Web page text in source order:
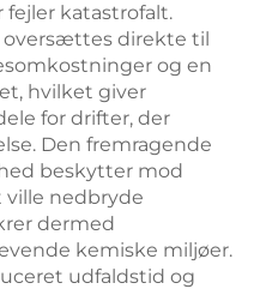
katastrofalt.
direkte til
og en
hvilket giver
for drifter, der
Den fremragende
beskytter mod
ville nedbryde
dermed
kemiske miljøer.
udfaldstid og